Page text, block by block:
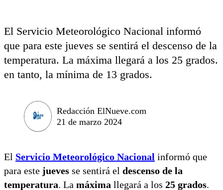
El Servicio Meteorológico Nacional informó
que para este jueves se sentirá el descenso de la
temperatura. La máxima llegará a los 25 grados.
en tanto, la mínima de 13 grados.
Redacción ElNueve.com
21 de marzo 2024
El Servicio Meteorológico Nacional informó que
para este jueves se sentirá el descenso de la
temperatura. La máxima llegará a los 25 grados.